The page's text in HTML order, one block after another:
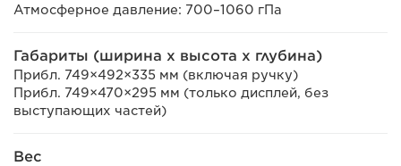
Атмосферное давление: 700–1060 гПа
Габариты (ширина x высота x глубина)
Прибл. 749×492×335 мм (включая ручку)
Прибл. 749×470×295 мм (только дисплей, без
выступающих частей)
Вес